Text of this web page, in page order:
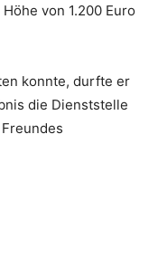
von 1.200 Euro
konnte, durfte er
die Dienststelle